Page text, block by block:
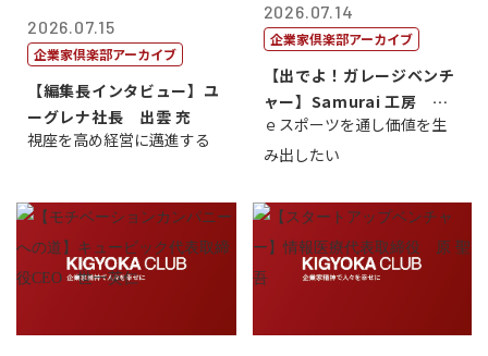
2026.07.15
企業家倶楽部アーカイブ
【編集長インタビュー】ユ
ーグレナ社長 出雲 充
視座を高め経営に邁進する
2026.07.14
企業家倶楽部アーカイブ
【出でよ！ガレージベンチ
ャー】Samurai 工房 代
表取締...
ｅスポーツを通し価値を生
み出したい